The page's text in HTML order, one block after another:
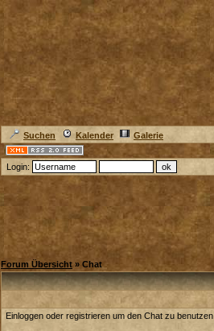
Suchen Kalender Galerie
Login:
Forum Übersicht » Chat
Einloggen oder registrieren um den Chat zu benutzen.